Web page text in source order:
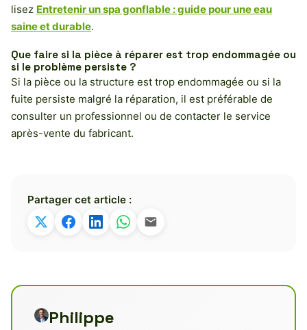
lisez Entretenir un spa gonflable : guide pour une eau
saine et durable.
Que faire si la pièce à réparer est trop endommagée ou
si le problème persiste ?
Si la pièce ou la structure est trop endommagée ou si la
fuite persiste malgré la réparation, il est préférable de
consulter un professionnel ou de contacter le service
après-vente du fabricant.
Partager cet article :
Philippe